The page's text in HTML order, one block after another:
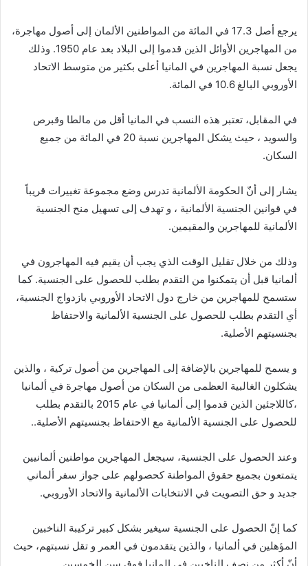
يرجع أصل 17.3 في المائة من المواطنين الألمان إلى أصول مهاجرة،
من المهاجرين الأوائل الذين قدموا إلى البلاد بعد عام 1950. وذلك
يجعل نسبة المهاجرين في المانيا أعلى بكثير من متوسط الاتحاد
الأوروبي البالغ 10.6 في المائة.
في المقابل، تعتبر هذه النسب في المانيا أقل من مالطا وقبرص
والسويد ، حيث يشكل المهاجرين نسبة 20 في المائة من جميع
السكان.
يشار إلى أنّ الحكومة الألمانية تدرس وضع مجموعة تغييرات قريباً
في قوانين الجنسية الألمانية ، و تهدف إلى تسهيل منح الجنسية
الألمانية للمهاجرين والمقيمين.
وذلك من خلال تقليل الوقت الذي يجب أن يقيم فيه المهاجرون في
ألمانيا قبل أن يتمكنوا من التقدم بطلب للحصول على الجنسية. كما
ستسمح للمهاجرين من خارج دول الاتحاد الأوروبي بازدواج الجنسية،
أي التقدم بطلب للحصول على الجنسية الألمانية والاحتفاظ
بجنسيتهم الأصلية.
و يسمح للمهاجرين بالإضافة إلى المهاجرين من أصول تركية ، والذين
يشكلون الغالبية العظمى من السكان من أصول مهاجرة في ألمانيا
،كاللاجئين الذين قدموا إلى ألمانيا في عام 2015 بالتقدم بطلب
للحصول على الجنسية الألمانية مع الاحتفاظ بجنسيتهم الأصلية..
وعند الحصول على الجنسية، سيجعل المهاجرين مواطنين ألمانيين
يتمتعون بجميع حقوق المواطنة كحصولهم على جواز سفر ألماني
جديد و حق التصويت في الانتخابات الألمانية والاتحاد الأوروبي.
كما إنّ الحصول على الجنسية سيغير بشكل كبير تركيبة الناخبين
المؤهلين في ألمانيا ، والذين يتقدمون في العمر و تقل نسبتهم، حيث